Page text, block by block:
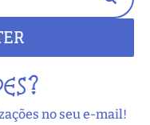
no seu e-mail!